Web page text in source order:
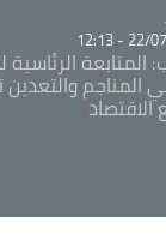
22/07/
المتابعة
المناجم
الاقتصاد